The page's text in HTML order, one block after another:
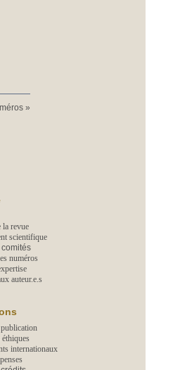
la revue
scientifique
numéros
auteur.e.s
éthiques
internationaux